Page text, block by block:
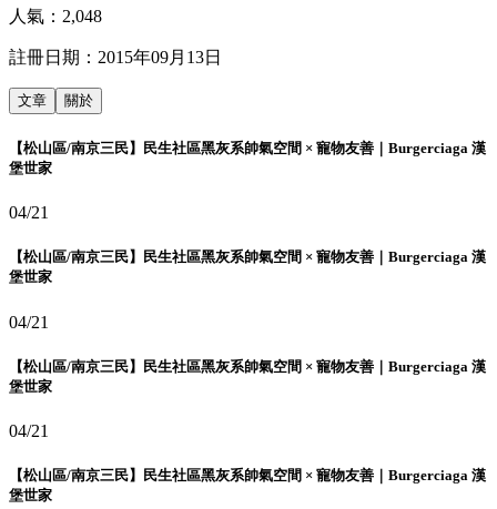
人氣： 2,048
註冊日期： 2015年09月13日
文章 關於
【松山區/南京三民】民生社區黑灰系帥氣空間 × 寵物友善｜Burgerciaga 漢
堡世家
04/21
【松山區/南京三民】民生社區黑灰系帥氣空間 × 寵物友善｜Burgerciaga 漢
堡世家
04/21
【松山區/南京三民】民生社區黑灰系帥氣空間 × 寵物友善｜Burgerciaga 漢
堡世家
04/21
【松山區/南京三民】民生社區黑灰系帥氣空間 × 寵物友善｜Burgerciaga 漢
堡世家